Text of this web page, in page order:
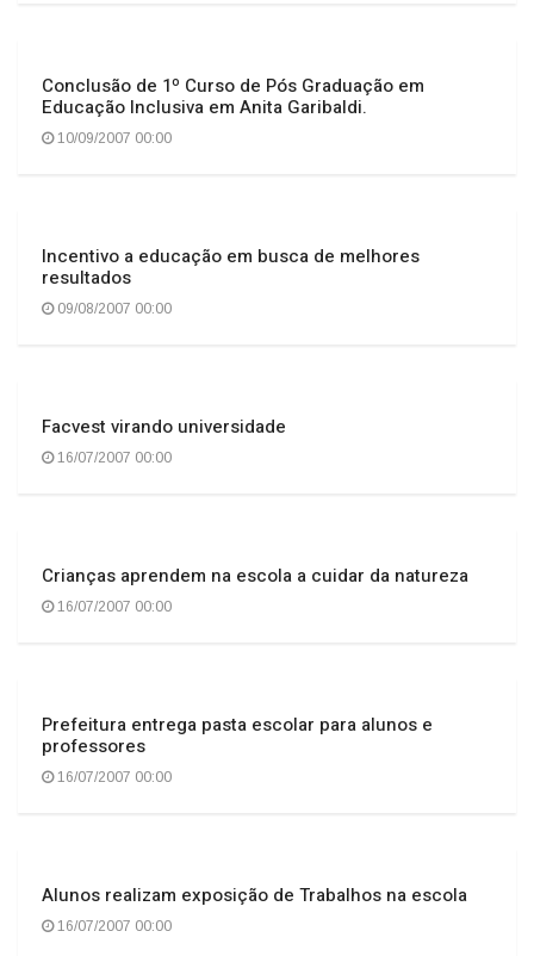
Conclusão de 1º Curso de Pós Graduação em
Educação Inclusiva em Anita Garibaldi.
10/09/2007 00:00
Incentivo a educação em busca de melhores
resultados
09/08/2007 00:00
Facvest virando universidade
16/07/2007 00:00
Crianças aprendem na escola a cuidar da natureza
16/07/2007 00:00
Prefeitura entrega pasta escolar para alunos e
professores
16/07/2007 00:00
Alunos realizam exposição de Trabalhos na escola
16/07/2007 00:00